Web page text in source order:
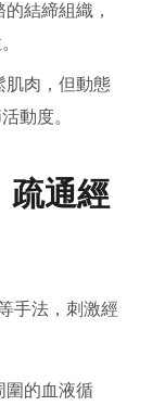
結締組織，
肌肉，但動態
動度。
疏通經
手法，刺激經
圍的血液循